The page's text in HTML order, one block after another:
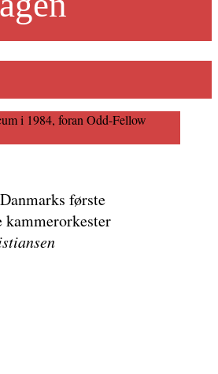
første
kammerorkester